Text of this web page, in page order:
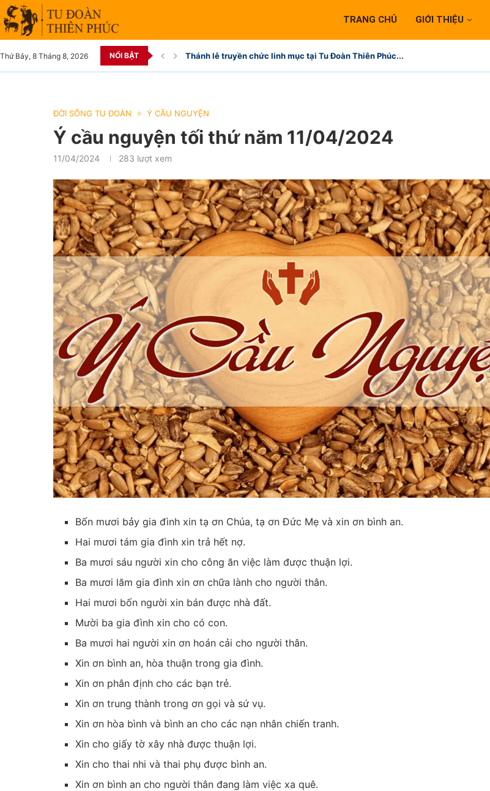
TRANG CHỦ GIỚI THIỆU
Thứ Bảy, 8 Tháng 8, 2026 NỔI BẬT Thánh lễ truyền chức linh mục tại Tu Đoàn Thiên Phúc...
ĐỜI SỐNG TU ĐOÀN Ý CẦU NGUYỆN
Ý cầu nguyện tối thứ năm 11/04/2024
11/04/2024 283 lượt xem
Bốn mươi bảy gia đình xin tạ ơn Chúa, tạ ơn Đức Mẹ và xin ơn bình an.
Hai mươi tám gia đình xin trả hết nợ.
Ba mươi sáu người xin cho công ăn việc làm được thuận lợi.
Ba mươi lăm gia đình xin ơn chữa lành cho người thân.
Hai mươi bốn người xin bán được nhà đất.
Mười ba gia đình xin cho có con.
Ba mươi hai người xin ơn hoán cải cho người thân.
Xin ơn bình an, hòa thuận trong gia đình.
Xin ơn phân định cho các bạn trẻ.
Xin ơn trung thành trong ơn gọi và sứ vụ.
Xin ơn hòa bình và bình an cho các nạn nhân chiến tranh.
Xin cho giấy tờ xây nhà được thuận lợi.
Xin cho thai nhi và thai phụ được bình an.
Xin ơn bình an cho người thân đang làm việc xa quê.